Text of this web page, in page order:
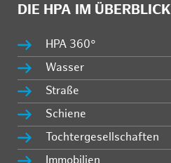
DIE HPA IM ÜBERBLICK
HPA 360°
Wasser
Straße
Schiene
Tochtergesellschaften